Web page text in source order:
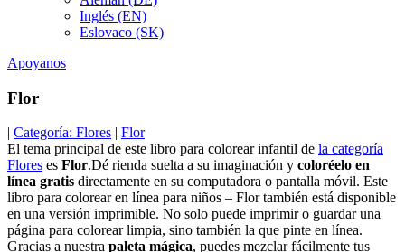
Inglés (EN)
Eslovaco (SK)
Apoyanos
Flor
| Categoría: Flores | Flor
El tema principal de este libro para colorear infantil de la categoría
Flores es Flor.Dé rienda suelta a su imaginación y coloréelo en
línea gratis directamente en su computadora o pantalla móvil. Este
libro para colorear en línea para niños – Flor también está disponible
en una versión imprimible. No solo puede imprimir o guardar una
página para colorear limpia, sino también la que pinte en línea.
Gracias a nuestra paleta mágica, puedes mezclar fácilmente tus